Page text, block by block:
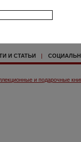
И СТАТЬИ |
и подарочные